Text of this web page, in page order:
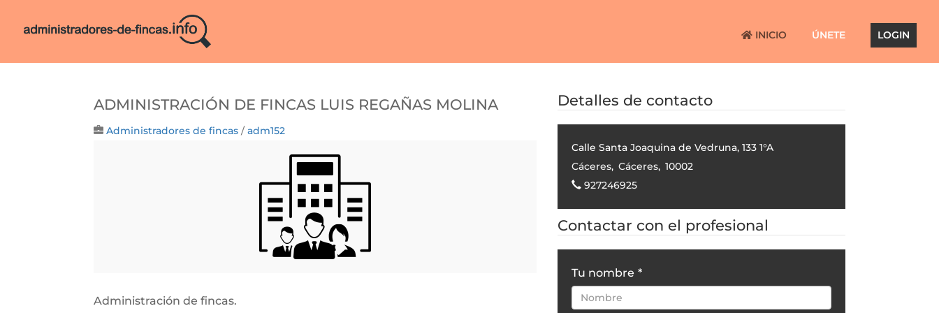
INICIO ÚNETE LOGIN
Administración de Fincas Luis Regañas Molina
Administradores de fincas /adm152
Administración de fincas.
Detalles de contacto
Calle Santa Joaquina de Vedruna, 133 1°A
Cáceres, Cáceres, 10002
927246925
Contactar con el profesional
Tu nombre *